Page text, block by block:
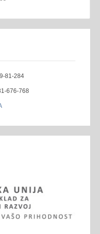
81-284
676-768